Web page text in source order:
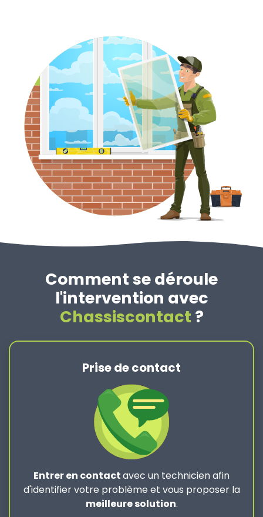
Comment se déroule
l'intervention avec
Chassiscontact ?
Prise de contact
Entrer en contactavec un technicien afin
d'identifier votre problème et vous proposer la
meilleure solution.